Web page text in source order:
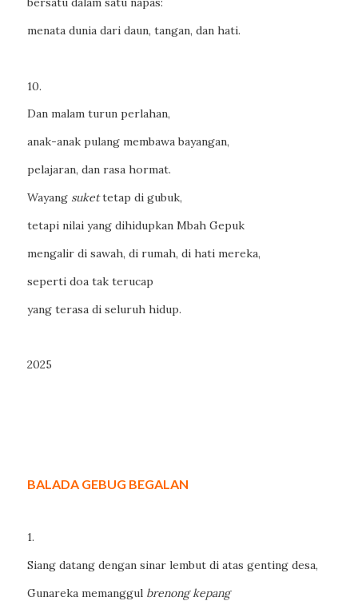
menata dunia dari daun, tangan, dan hati.
10.
Dan malam turun perlahan,
anak-anak pulang membawa bayangan,
pelajaran, dan rasa hormat.
Wayang sukettetap di gubuk,
tetapi nilai yang dihidupkan Mbah Gepuk
mengalir di sawah, di rumah, di hati mereka,
seperti doa tak terucap
yang terasa di seluruh hidup.
2025
BALADA GEBUG BEGALAN
1.
Siang datang dengan sinar lembut di atas genting desa,
Gunareka memanggul brenong kepang